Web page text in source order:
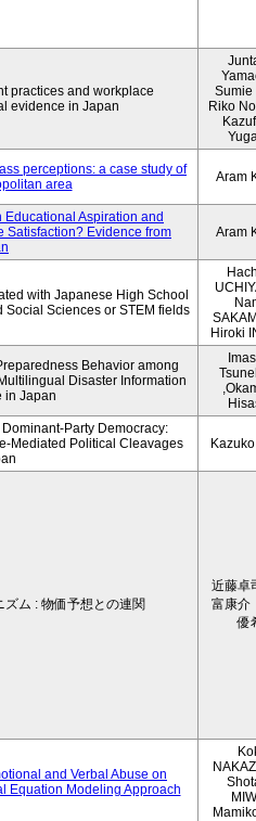
practices and workplace
evidence in Japan
Sumie
Riko
perceptions: a case study of
area
Aram
Aspiration and
Satisfaction? Evidence from
Aram
with Japanese High School
Social Sciences or STEM fields
Hiroki
Behavior among
Disaster Information
in Japan
Party Democracy:
Mediated Political Cleavages
ム : 物価予想との連関
近藤卓
富康介
優
and Verbal Abuse on
Equation Modeling Approach